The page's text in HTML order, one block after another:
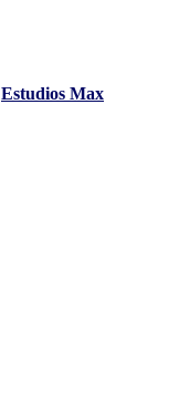
Estudios Max